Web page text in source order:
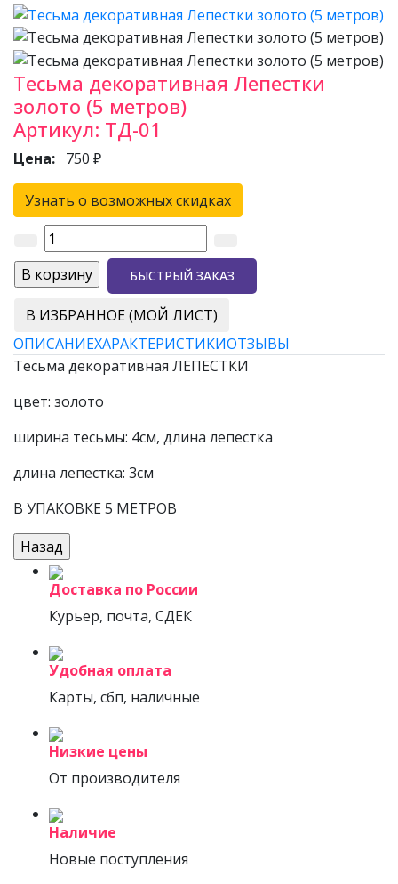
Тесьма декоративная Лепестки
золото (5 метров)
Артикул: ТД-01
Цена: 750 ₽
Узнать о возможных скидках
БЫСТРЫЙ ЗАКАЗ
В ИЗБРАННОЕ (МОЙ ЛИСТ)
ОПИСАНИЕХАРАКТЕРИСТИКИОТЗЫВЫ
Тесьма декоративная ЛЕПЕСТКИ
цвет: золото
ширина тесьмы: 4см, длина лепестка
длина лепестка: 3см
В УПАКОВКЕ 5 МЕТРОВ
Доставка по России
Курьер, почта, СДЕК
Удобная оплата
Карты, сбп, наличные
Низкие цены
От производителя
Наличие
Новые поступления